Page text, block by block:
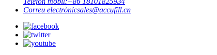
Correu electrònicsales@accufill.cn